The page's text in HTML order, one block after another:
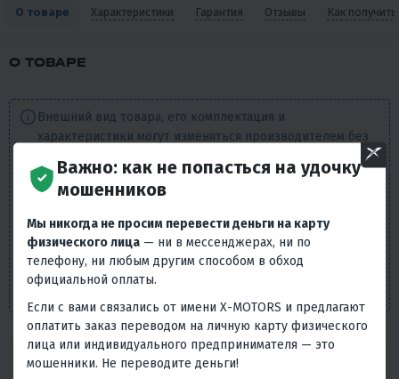
О товаре Характеристики Гарантия Отзывы Как получить
О ТОВАРЕ
Внешний вид товара, его комплектация и
характеристики могут изменяться производителем без
справочно-ознакомительный характер и не может
служить основанием для претензий. Вся представленная
характеристик, наличия на складе, стоимости товаров,
носит информационный характер и ни при каких
условиях не является публичной офертой, определяемой
Надёжность товара
Важно: как не попасться на удочку
мошенников
Мы никогда не просим перевести деньги на карту
физического лица — ни в мессенджерах, ни по
телефону, ни любым другим способом в обход
официальной оплаты.
Если с вами связались от имени X-MOTORS и предлагают
оплатить заказ переводом на личную карту физического
лица или индивидуального предпринимателя — это
мошенники. Не переводите деньги!